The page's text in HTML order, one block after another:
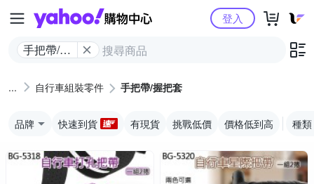
Yahoo購物中心
手把帶/握
登入
自行車組裝零件 手把帶/握把套
品牌 快速到貨 有現貨 挑戰低價 價格低到高 種類